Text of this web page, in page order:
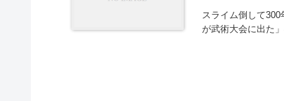
スライム倒して
が武術大会に出た